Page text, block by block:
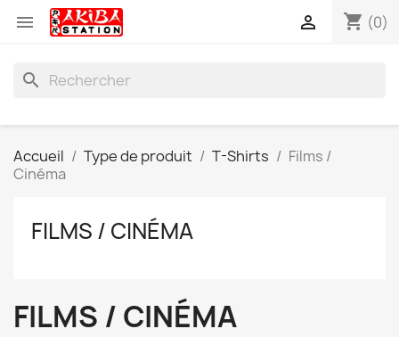
 shopping_cart (0)

search
Accueil Type de produit T-Shirts
Films /
Cinéma
FILMS / CINÉMA
FILMS / CINÉMA